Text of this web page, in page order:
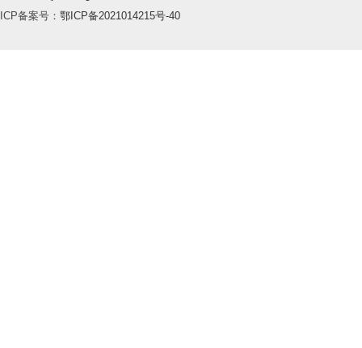
ICP备案号： 鄂ICP备2021014215号-40